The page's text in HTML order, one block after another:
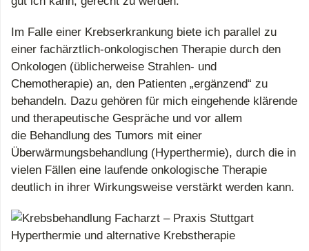
Im Falle einer Krebserkrankung biete ich parallel zu
einer fachärztlich-onkologischen Therapie durch den
Onkologen (üblicherweise Strahlen- und
Chemotherapie) an, den Patienten „ergänzend“ zu
behandeln. Dazu gehören für mich eingehende klärende
und therapeutische Gespräche und vor allem
die Behandlung des Tumors mit einer
Überwärmungsbehandlung (Hyperthermie), durch die in
vielen Fällen eine laufende onkologische Therapie
deutlich in ihrer Wirkungsweise verstärkt werden kann.